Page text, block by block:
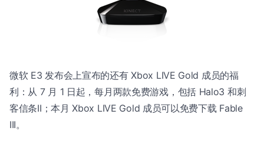
微软 E3 发布会上宣布的还有 Xbox LIVE Gold 成员的福
利：从 7 月 1 日起，每月两款免费游戏，包括 Halo3 和刺
客信条II；本月 Xbox LIVE Gold 成员可以免费下载 Fable
III。